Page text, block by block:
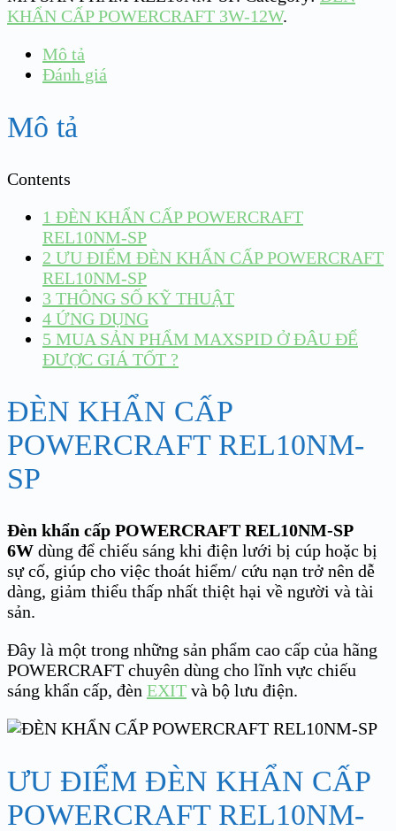
KHẨN CẤP POWERCRAFT 3W-12W.
Mô tả
Đánh giá
Mô tả
Contents
1 ĐÈN KHẨN CẤP POWERCRAFT
REL10NM-SP
2 ƯU ĐIỂM ĐÈN KHẨN CẤP POWERCRAFT
REL10NM-SP
3 THÔNG SỐ KỸ THUẬT
4 ỨNG DỤNG
5 MUA SẢN PHẨM MAXSPID Ở ĐÂU ĐỂ
ĐƯỢC GIÁ TỐT ?
ĐÈN KHẨN CẤP
POWERCRAFT REL10NM-
SP
Đèn khẩn cấp POWERCRAFT REL10NM-SP
6W dùng để chiếu sáng khi điện lưới bị cúp hoặc bị
sự cố, giúp cho việc thoát hiểm/ cứu nạn trở nên dễ
dàng, giảm thiểu thấp nhất thiệt hại về người và tài
sản.
Đây là một trong những sản phẩm cao cấp của hãng
POWERCRAFT chuyên dùng cho lĩnh vực chiếu
sáng khẩn cấp, đèn EXIT và bộ lưu điện.
ƯU ĐIỂM ĐÈN KHẨN CẤP
POWERCRAFT REL10NM-